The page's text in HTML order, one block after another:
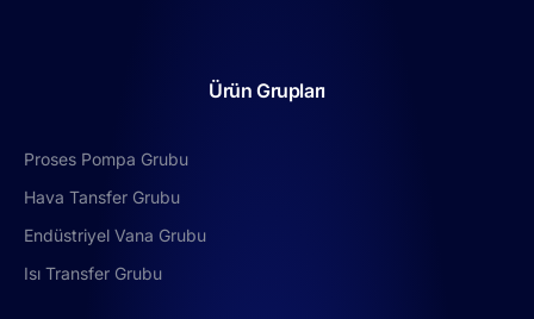
Ürün Grupları
Proses Pompa Grubu
Hava Tansfer Grubu
Endüstriyel Vana Grubu
Isı Transfer Grubu